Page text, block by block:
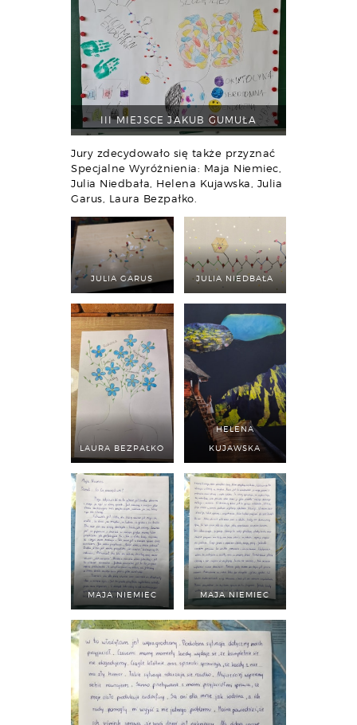
III MIEJSCE JAKUB GUMUŁA
Jury zdecydowało się także przyznać
Specjalne Wyróżnienia: Maja Niemiec,
Julia Niedbała, Helena Kujawska, Julia
Garus, Laura Bezpałko.
JULIA GARUS JULIA NIEDBAŁA
LAURA BEZPAŁKO
HELENA
KUJAWSKA
MAJA NIEMIEC MAJA NIEMIEC